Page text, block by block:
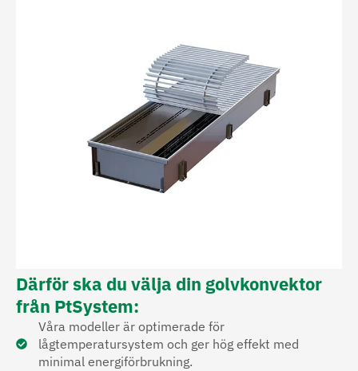
Därför ska du välja din golvkonvektor
från PtSystem:
Våra modeller är optimerade för
lågtemperatursystem och ger hög effekt med
minimal energiförbrukning.